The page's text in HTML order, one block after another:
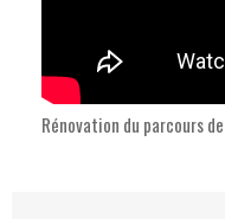
Rénovation du parcours